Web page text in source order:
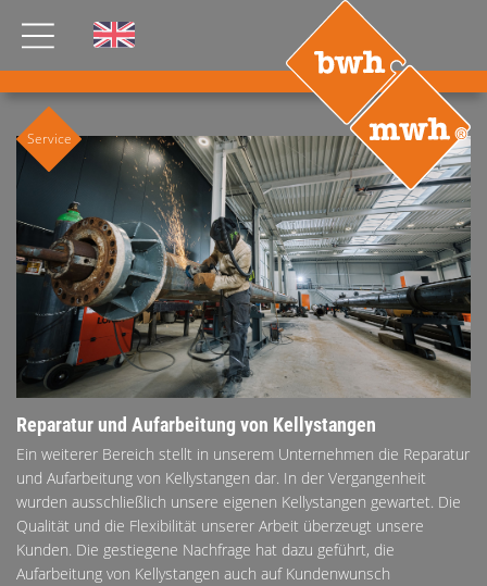
AKTUELLES
PRODUKTE
B.RIGHT®
TEAM JOBS
ETP GDS
FDS CA FDS USA
KONTAKT
Service
Reparatur und Aufarbeitung von Kellystangen
Ein weiterer Bereich stellt in unserem Unternehmen die Reparatur
und Aufarbeitung von Kellystangen dar. In der Vergangenheit
wurden ausschließlich unsere eigenen Kellystangen gewartet. Die
Qualität und die Flexibilität unserer Arbeit überzeugt unsere
Kunden. Die gestiegene Nachfrage hat dazu geführt, die
Aufarbeitung von Kellystangen auch auf Kundenwunsch